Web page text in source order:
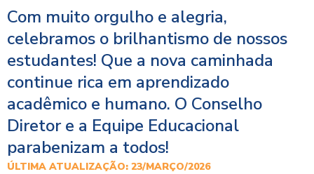
Com muito orgulho e alegria,
celebramos o brilhantismo de nossos
estudantes! Que a nova caminhada
continue rica em aprendizado
acadêmico e humano. O Conselho
Diretor e a Equipe Educacional
parabenizam a todos!
ÚLTIMA ATUALIZAÇÃO: 23/MARÇO/2026